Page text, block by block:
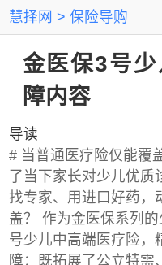
慧择网 保险导购
金医保3号
障内容
导读
# 当普通医疗险仅能覆
了当下家长对少儿优
找专家、用进口好药，
盖？ 作为金医保系列
号少儿中高端医疗险，
障：既拓展了公立特需